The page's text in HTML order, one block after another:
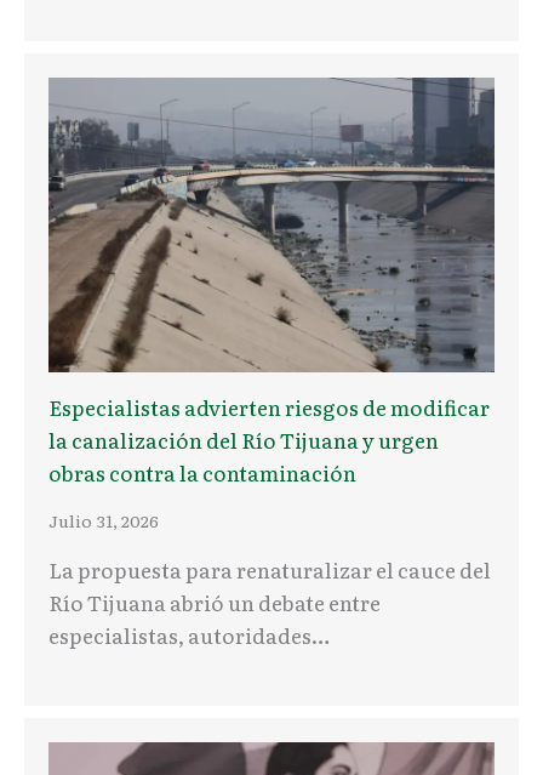
Especialistas advierten riesgos de modificar
la canalización del Río Tijuana y urgen
obras contra la contaminación
Julio 31, 2026
La propuesta para renaturalizar el cauce del
Río Tijuana abrió un debate entre
especialistas, autoridades…